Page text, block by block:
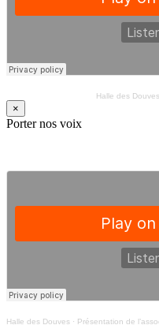
Halle des Douves
×
Porter nos voix
Halle des Douves · Présentation de